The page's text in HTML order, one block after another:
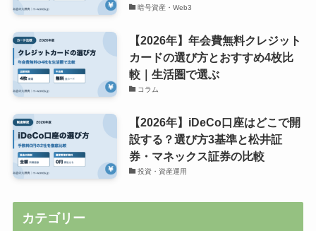
暗号資産・Web3
【2026年】年会費無料クレジット
カードの選び方とおすすめ4枚比
較｜生活圏で選ぶ
コラム
【2026年】iDeCo口座はどこで開
設する？選び方3基準と松井証
券・マネックス証券の比較
投資・資産運用
カテゴリー